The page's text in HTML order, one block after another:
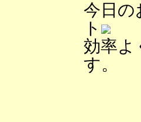
今日
ト
効率よ
す。